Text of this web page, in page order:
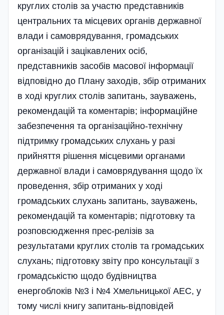
круглих столів за участю представників
центральних та місцевих органів державної
влади і самоврядування, громадських
організацій і зацікавлених осіб,
представників засобів масової інформації
відповідно до Плану заходів, збір отриманих
в ході круглих столів запитань, зауважень,
рекомендацій та коментарів; інформаційне
забезпечення та організаційно-технічну
підтримку громадських слухань у разі
прийняття рішення місцевими органами
державної влади і самоврядування щодо їх
проведення, збір отриманих у ході
громадських слухань запитань, зауважень,
рекомендацій та коментарів; підготовку та
розповсюдження прес-релізів за
результатами круглих столів та громадських
слухань; підготовку звіту про консультації з
громадськістю щодо будівництва
енергоблоків №3 і №4 Хмельницької АЕС, у
тому числі книгу запитань-відповідей